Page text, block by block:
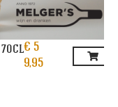
€ 5
9,95